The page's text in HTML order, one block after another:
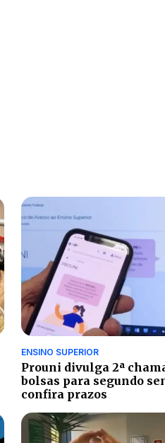
ENSINO SUPERIOR
Prouni divulga 2ª
bolsas para segundo
confira prazos